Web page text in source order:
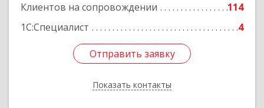
Клиентов на сопровождении
114
1С:Специалист
4
Отправить заявку
Показать контакты
Отправить заявку
Назад